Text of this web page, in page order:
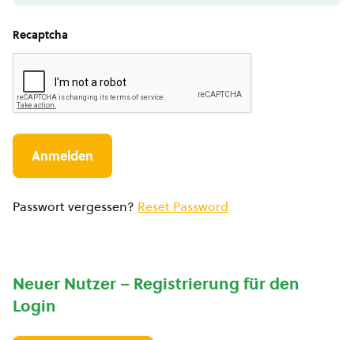
Recaptcha
Passwort vergessen? Reset Password
Neuer Nutzer – Registrierung für den
Login